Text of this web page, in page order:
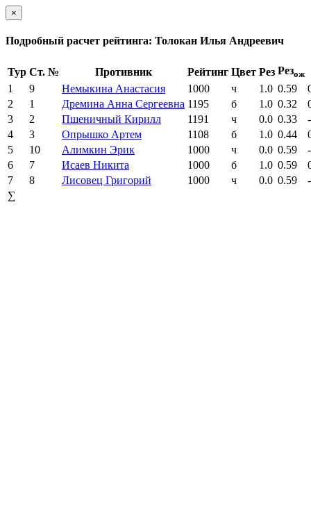
×
Подробный расчет рейтинга: Толокан Илья Андреевич
Тур Ст. № Противник Рейтинг Цвет Рез Резож
1 9 Немыкина Анастасия 1000 ч 1.0 0.59
2
1 Дремина Анна Сергеевна 1195 б 1.0 0.32
3
2 Пшеничный Кирилл 1191 ч 0.0 0.33
4
3 Опрышко Артем 1108 б 1.0 0.44
5
10 Алимкин Эрик 1000 ч 0.0 0.59
6
7 Исаев Никита 1000 б 1.0 0.59
7
8 Лисовец Григорий 1000 ч 0.0 0.59
∑